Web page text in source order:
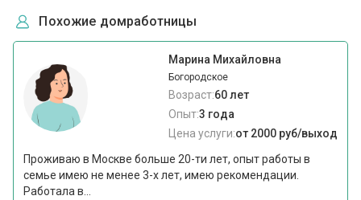
Похожие домработницы
Марина Михайловна
Богородское
Возраст:60 лет
Опыт:3 года
Цена услуги:от 2000 руб/выход
Проживаю в Москве больше 20-ти лет, опыт работы в
семье имею не менее 3-х лет, имею рекомендации.
Работала в...